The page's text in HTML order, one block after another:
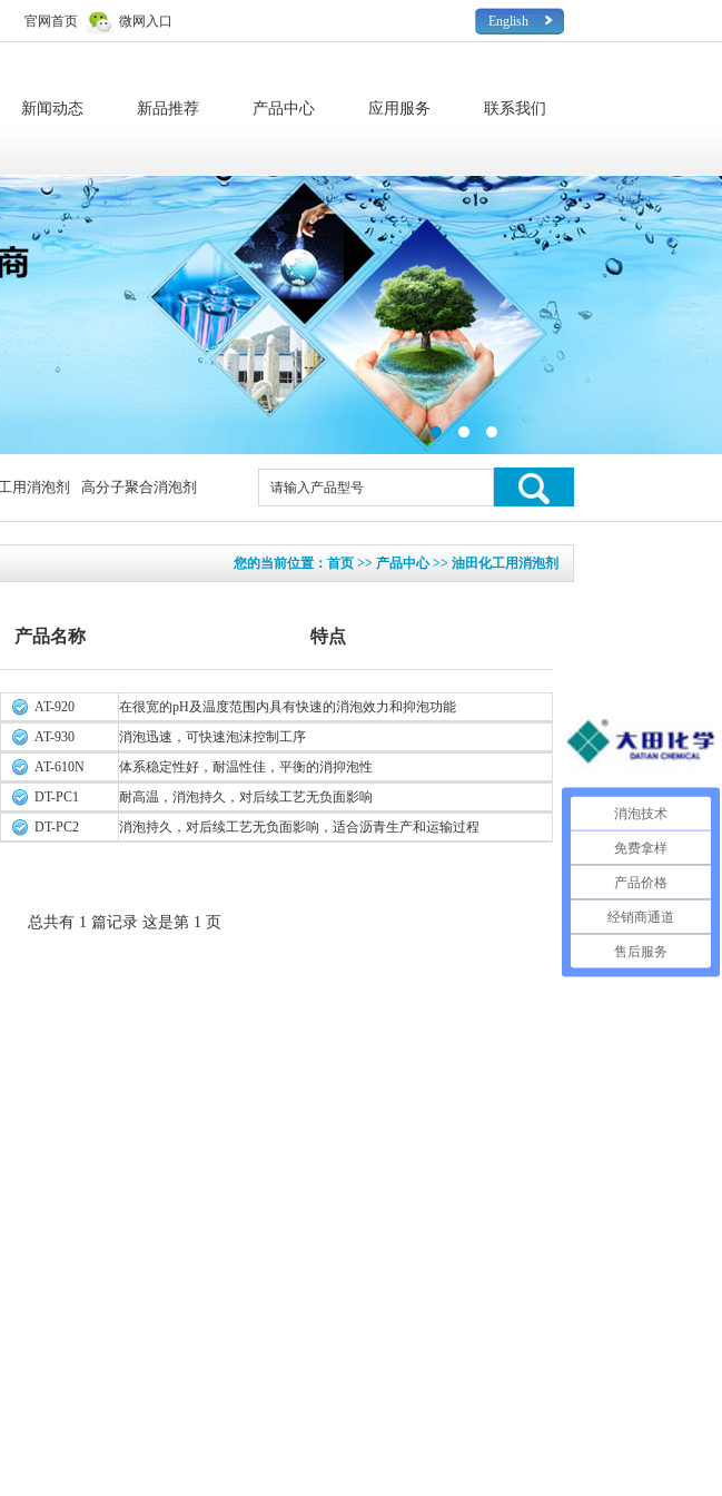
官网首页 微网入口 English
新闻动态 新品推荐 产品中心 应用服务 联系我们
用消泡剂 高分子聚合消泡剂
您的当前位置：首页 >> 产品中心 >> 油田化工用消泡剂
产品名称 特点
AT-920
在很宽的pH及温度范围内具有快速的消泡效力和抑泡功能
AT-930
消泡迅速，可快速泡沫控制工序
AT-610N
体系稳定性好，耐温性佳，平衡的消抑泡性
DT-PC1
耐高温，消泡持久，对后续工艺无负面影响
DT-PC2 消泡持久，对后续工艺无负面影响，适合沥青生产和运输过程
总共有 1 篇记录 这是第 1 页
消泡技术
免费拿样
产品价格
经销商通道
售后服务